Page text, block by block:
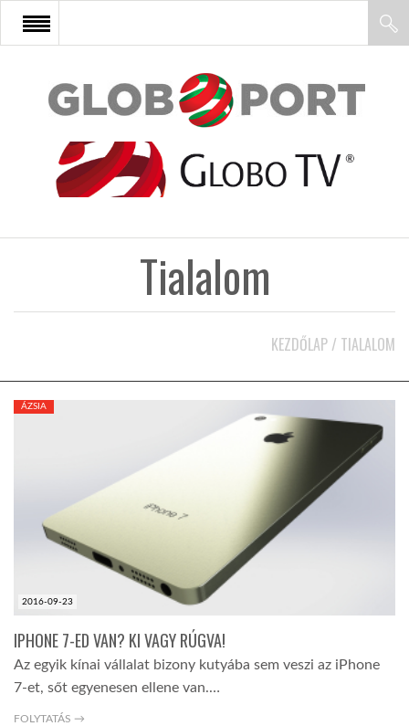
FŐOLDAL
AFRIKA
AUSZTRÁLIA
A VILÁG ITTHON
Tialalom
KEZDŐLAP / TIALALOM
2016-09-23
ÁZSIA
IPHONE 7-ED VAN? KI VAGY RÚGVA!
Az egyik kínai vállalat bizony kutyába sem veszi az iPhone
7-et, sőt egyenesen ellene van.…
FOLYTATÁS →